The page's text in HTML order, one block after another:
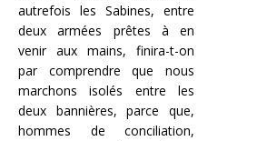
autrefois les Sabines, entre
deux armées prêtes à en
venir aux mains, finira-t-on
par comprendre que nous
marchons isolés entre les
deux bannières, parce que,
hommes de conciliation,